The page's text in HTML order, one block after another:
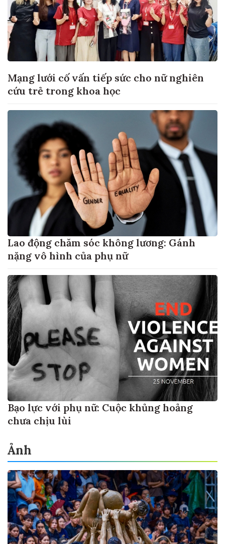
Mạng lưới cố vấn tiếp sức cho nữ nghiên
cứu trẻ trong khoa học
Lao động chăm sóc không lương: Gánh
nặng vô hình của phụ nữ
Bạo lực với phụ nữ: Cuộc khủng hoảng
chưa chịu lùi
Ảnh